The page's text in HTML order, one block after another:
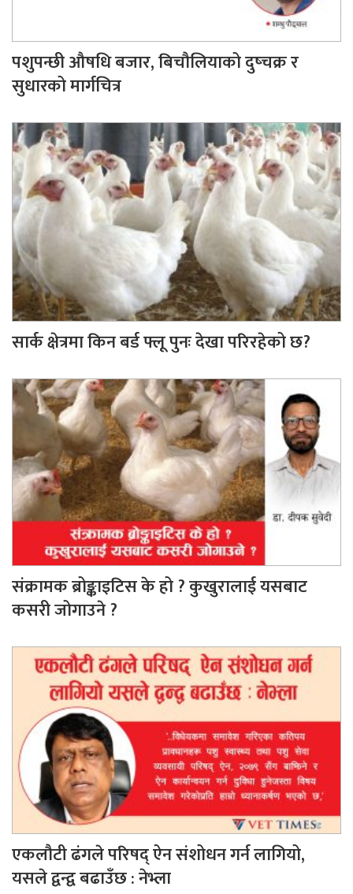
पशुपन्छी औषधि बजार, बिचौलियाको दुष्चक्र र
सुधारको मार्गचित्र
सार्क क्षेत्रमा किन बर्ड फ्लू पुनः देखा परिरहेको छ?
संक्रामक ब्रोङ्काइटिस के हो ? कुखुरालाई यसबाट
कसरी जोगाउने ?
एकलौटी ढंगले परिषद् ऐन संशोधन गर्न लागियो,
यसले द्वन्द्व बढाउँछ : नेभ्ला